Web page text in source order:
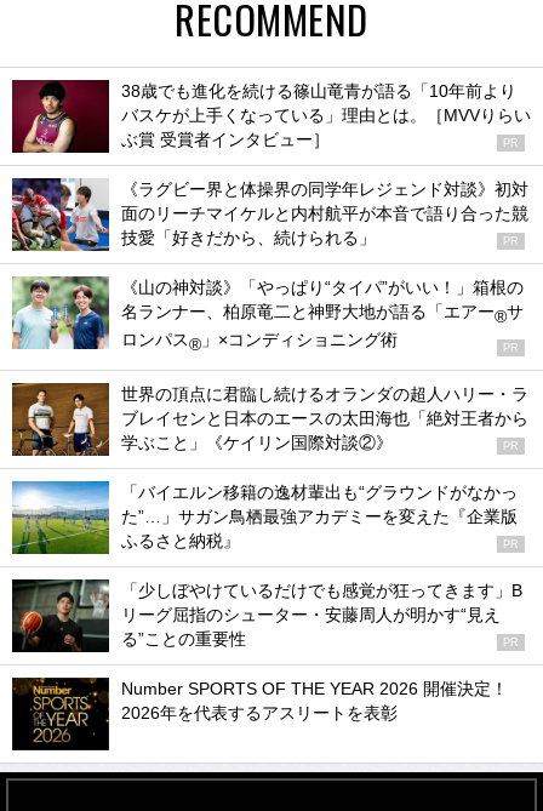
RECOMMEND
38歳でも進化を続ける篠山竜青が語る「10年前より
バスケが上手くなっている」理由とは。［MVVりらい
ぶ賞 受賞者インタビュー］
PR
《ラグビー界と体操界の同学年レジェンド対談》初対
面のリーチマイケルと内村航平が本音で語り合った競
技愛「好きだから、続けられる」
PR
《山の神対談》「やっぱり“タイパ”がいい！」箱根の
名ランナー、柏原竜二と神野大地が語る「エアー®サ
ロンパス® 」×コンディショニング術 PR
世界の頂点に君臨し続けるオランダの超人ハリー・ラ
ブレイセンと日本のエースの太田海也「絶対王者から
学ぶこと」《ケイリン国際対談②》
PR
「バイエルン移籍の逸材輩出も“グラウンドがなかっ
た”…」サガン鳥栖最強アカデミーを変えた『企業版
ふるさと納税』
PR
「少しぼやけているだけでも感覚が狂ってきます」B
リーグ屈指のシューター・安藤周人が明かす“見え
る”ことの重要性
PR
Number SPORTS OF THE YEAR 2026 開催決定！
2026年を代表するアスリートを表彰